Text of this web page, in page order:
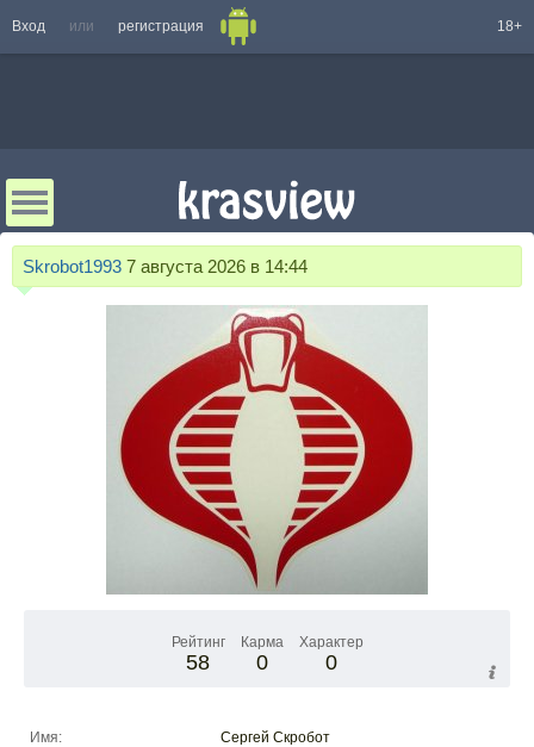
Вход или регистрация 18+
Skrobot1993 7 августа 2026 в 14:44
Рейтинг
58
Карма
0
Характер
0
Имя:
Сергей Скробот